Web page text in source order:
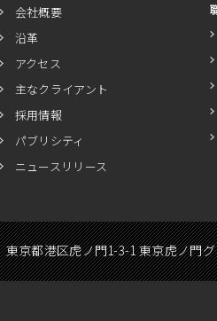
会社概要
沿革
アクセス
主なクライアント
採用情報
パブリシティ
ニュースリリース
京都港区虎ノ門1-3-1 東京虎ノ門